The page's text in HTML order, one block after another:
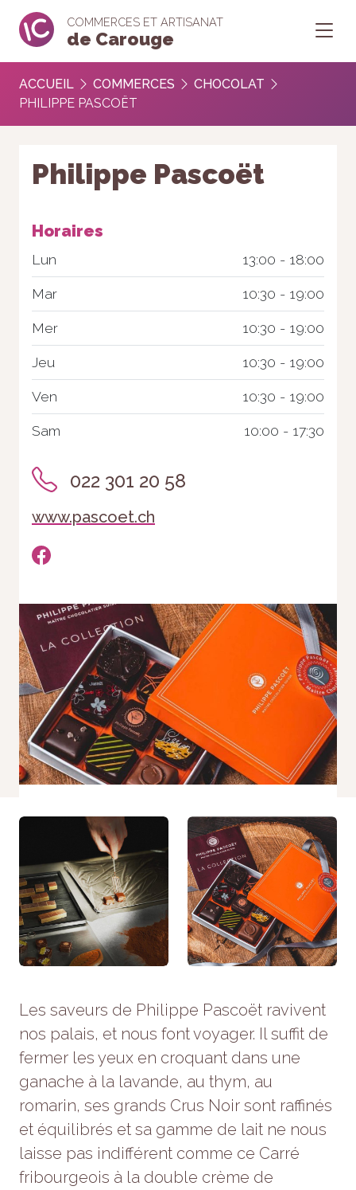
COMMERCES ET ARTISANAT
de Carouge
ACCUEIL COMMERCES
CHOCOLAT
PHILIPPE PASCOËT
Philippe Pascoët
Horaires
Lun 13:00 - 18:00
Mar 10:30 - 19:00
Mer 10:30 - 19:00
Jeu 10:30 - 19:00
Ven 10:30 - 19:00
Sam 10:00 - 17:30
022 301 20 58
www.pascoet.ch
Les saveurs de Philippe Pascoët ravivent
nos palais, et nous font voyager. Il suffit de
fermer les yeux en croquant dans une
ganache à la lavande, au thym, au
romarin, ses grands Crus Noir sont raffinés
et équilibrés et sa gamme de lait ne nous
laisse pas indifférent comme ce Carré
fribourgeois à la double crème de
facultatifs. Ils
sont
nécessaires au
du site Web.
Statistiques
Afin que
nous
puissions
améliorer la
et la
structure du
site Web, en
fonction de la
façon dont le
site Web est
utilisé.
Experience
fonctionne
que possible
lors de votre
visite. Si vous
refusez ces
cookies,
certaines
fonctionnalités
du site Web.